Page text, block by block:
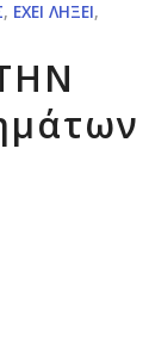
, ΈΧΕΙ ΛΉΞΕΙ,